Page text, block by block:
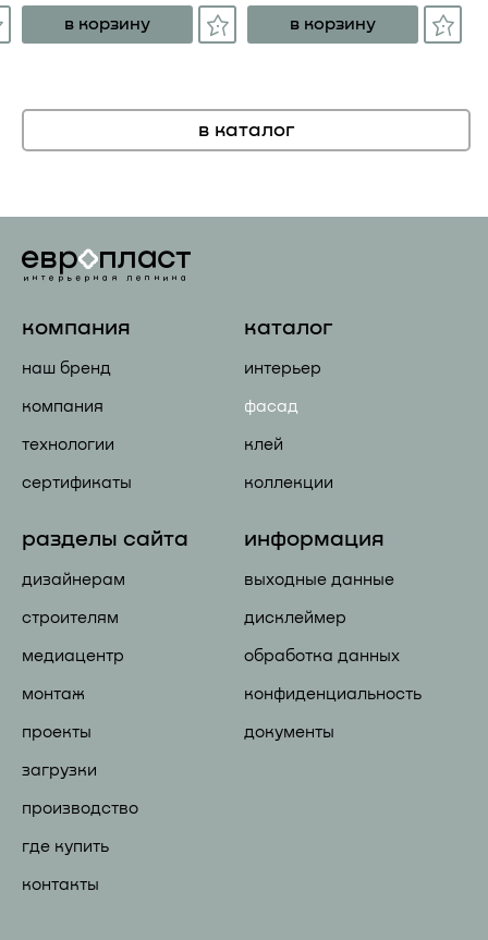
в корзину в корзину
в каталог
компания
наш бренд
компания
технологии
сертификаты
каталог
интерьер
фасад
клей
коллекции
разделы сайта
дизайнерам
строителям
медиацентр
монтаж
проекты
загрузки
производство
где купить
контакты
информация
выходные данные
дисклеймер
обработка данных
конфиденциальность
документы